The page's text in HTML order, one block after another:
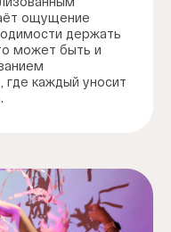
ощущение
держать
может быть и
где каждый уносит